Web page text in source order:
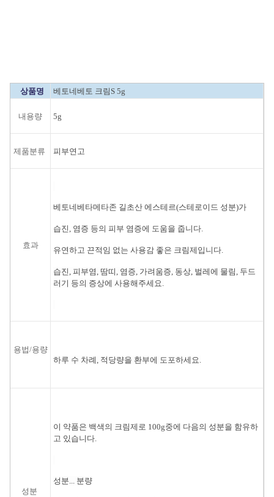
상품명 베토네베토 크림S 5g
내용량 5g
제품분류 피부연고
효과
베토네베타메타존 길초산 에스테르(스테로이드 성분)가
습진, 염증 등의 피부 염증에 도움을 줍니다.
유연하고 끈적임 없는 사용감 좋은 크림제입니다.
습진, 피부염, 땀띠, 염증, 가려움증, 동상, 벌레에 물림, 두드
러기 등의 증상에 사용해주세요.
용법/용량
하루 수 차례, 적당량을 환부에 도포하세요.
성분
이 약품은 백색의 크림제로 100g중에 다음의 성분을 함유하
고 있습니다.
성분... 분량